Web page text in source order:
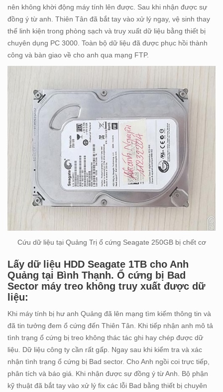
nên không khời động máy tính lên được. Sau khi nhận được sự
đồng ý từ anh. Thiên Tân đã bắt tay vào xử lý ngay, vệ sinh thay
thế linh kiện trong phòng sạch và truy xuất dữ liệu bằng thiết bị
chuyên dụng PC 3000. Toàn bộ dữ liệu đã được phục hồi thành
công và bàn giao về cho anh qua mạng FTP.
Cứu dữ liệu tại Quảng Trị ổ cứng Seagate 250GB bị chết cơ
Lấy dữ liệu HDD Seagate 1TB cho Anh
Quảng tại Bình Thạnh. Ổ cứng bị Bad
Sector máy treo không truy xuất được dữ
liệu:
Khi máy tính bị hư anh Quảng đã lên mạng tìm kiếm thông tin và
đã tin tưởng đem ổ cứng đến Thiên Tân. Khi tiếp nhận anh mô tả
tình trạng ổ cứng bị treo không thác tác ghi hay chép được dữ
liệu. Dữ liệu công ty cần rất gấp. Ngay sau khi kiểm tra và xác
nhận tình trạng ổ cứng bị Bad sector. Cho Anh ngồi coi trực tiếp,
phân tích và báo giá. Khi nhận được sự đồng ý từ Anh. Bộ phận
kỹ thuật đã bắt tay vào xử lý fix các lỗi Bad bằng thiết bị chuyên